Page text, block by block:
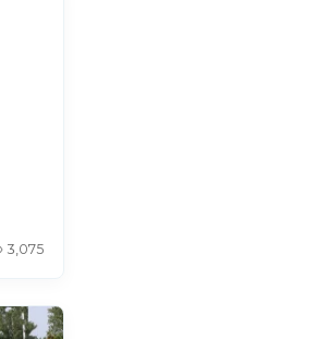
3,075